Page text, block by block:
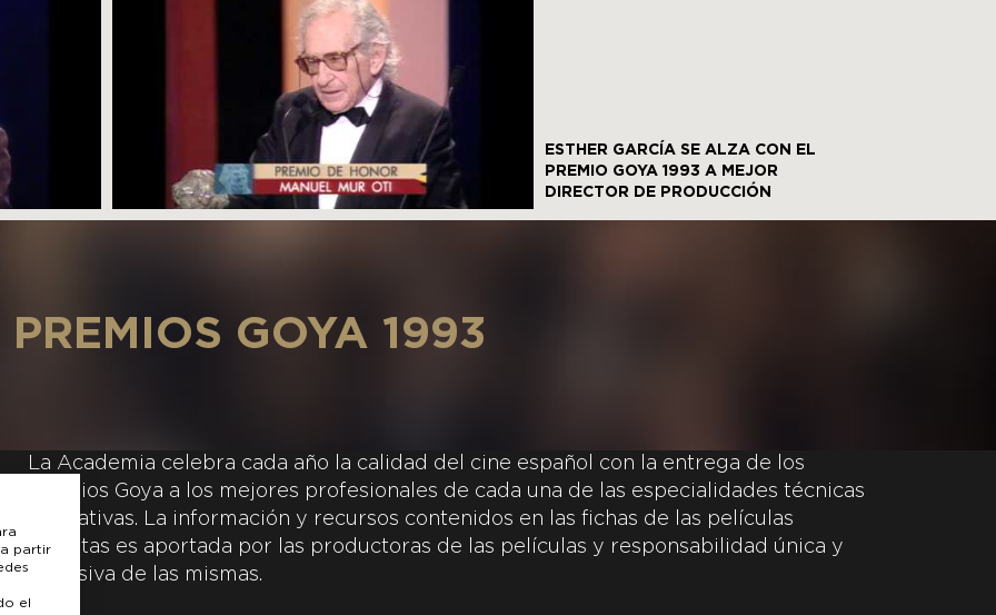
ESTHER GARCÍA SE ALZA CON EL
PREMIO GOYA 1993 A MEJOR
DIRECTOR DE PRODUCCIÓN
PREMIOS GOYA 1993
La Academia celebra cada año la calidad del cine español con la entrega de los
Premios Goya a los mejores profesionales de cada una de las especialidades técnicas
y creativas. La información y recursos contenidos en las fichas de las películas
inscritas es aportada por las productoras de las películas y responsabilidad única y
exclusiva de las mismas.
partir
el